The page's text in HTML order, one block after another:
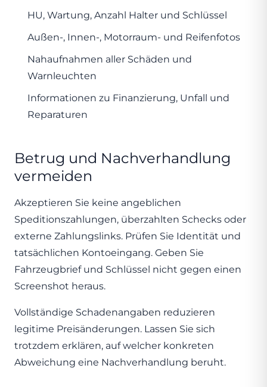
HU, Wartung, Anzahl Halter und Schlüssel
Außen-, Innen-, Motorraum- und Reifenfotos
Nahaufnahmen aller Schäden und
Warnleuchten
Informationen zu Finanzierung, Unfall und
Reparaturen
Betrug und Nachverhandlung
vermeiden
Akzeptieren Sie keine angeblichen
Speditionszahlungen, überzahlten Schecks oder
externe Zahlungslinks. Prüfen Sie Identität und
tatsächlichen Kontoeingang. Geben Sie
Fahrzeugbrief und Schlüssel nicht gegen einen
Screenshot heraus.
Vollständige Schadenangaben reduzieren
legitime Preisänderungen. Lassen Sie sich
trotzdem erklären, auf welcher konkreten
Abweichung eine Nachverhandlung beruht.